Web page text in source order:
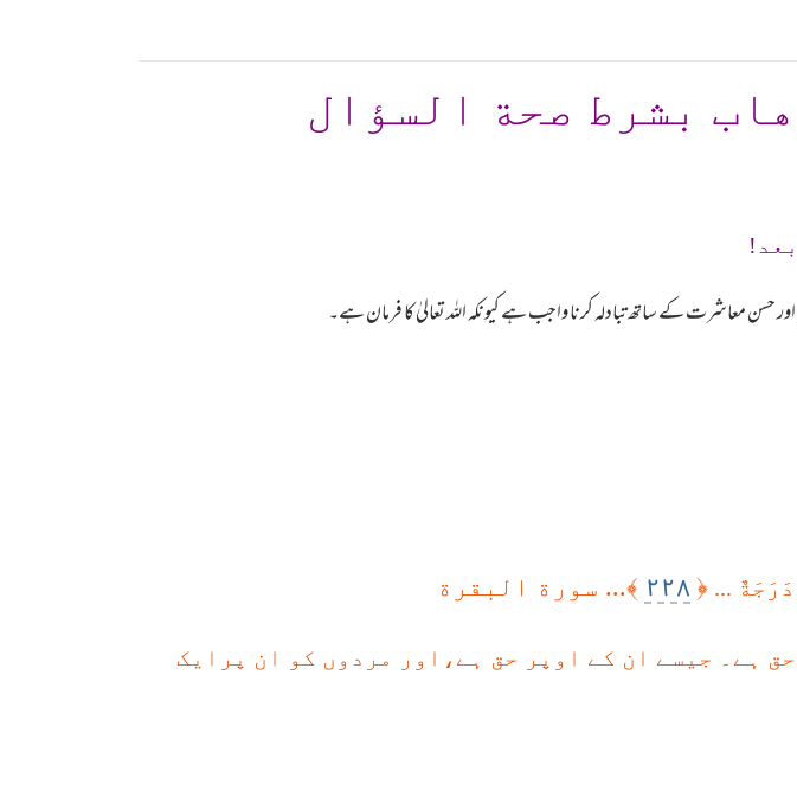
بشرط صحة السؤال
حسن معاشرت کے ساتھ تبادلہ کرنا واجب ہے کیونکہ اللہ تعالیٰ کا فرمان ہے۔
... ﴿ ٢٢٨ ﴾... سورة البقرة
ہے۔ جیسے ان کے اوپر حق ہے،اور مردوں کو ان پرایک